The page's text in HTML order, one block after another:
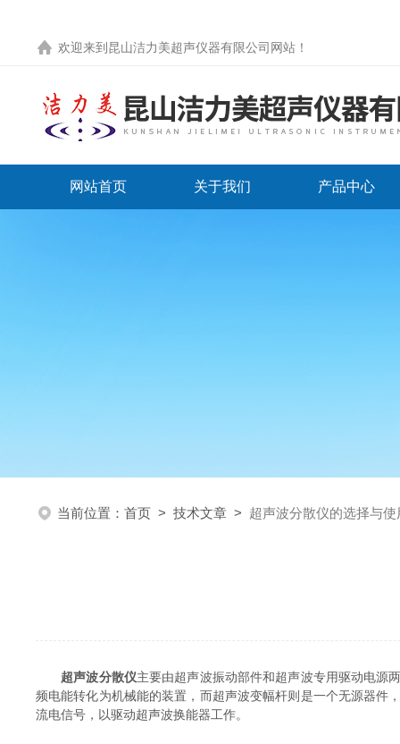
欢迎来到 昆山洁力美超声仪器有限公司网站 ！
网站首页 关于我们 产品中心
当前位置： 首页 > 技术文章 > 超声波分散仪的选择与使
超声波分散仪主要由超声波振动部件和超声波专用驱动电源
频电能转化为机械能的装置，而超声波变幅杆则是一个无源器件
流电信号，以驱动超声波换能器工作。